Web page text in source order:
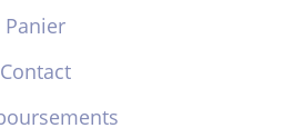
Panier
Contact